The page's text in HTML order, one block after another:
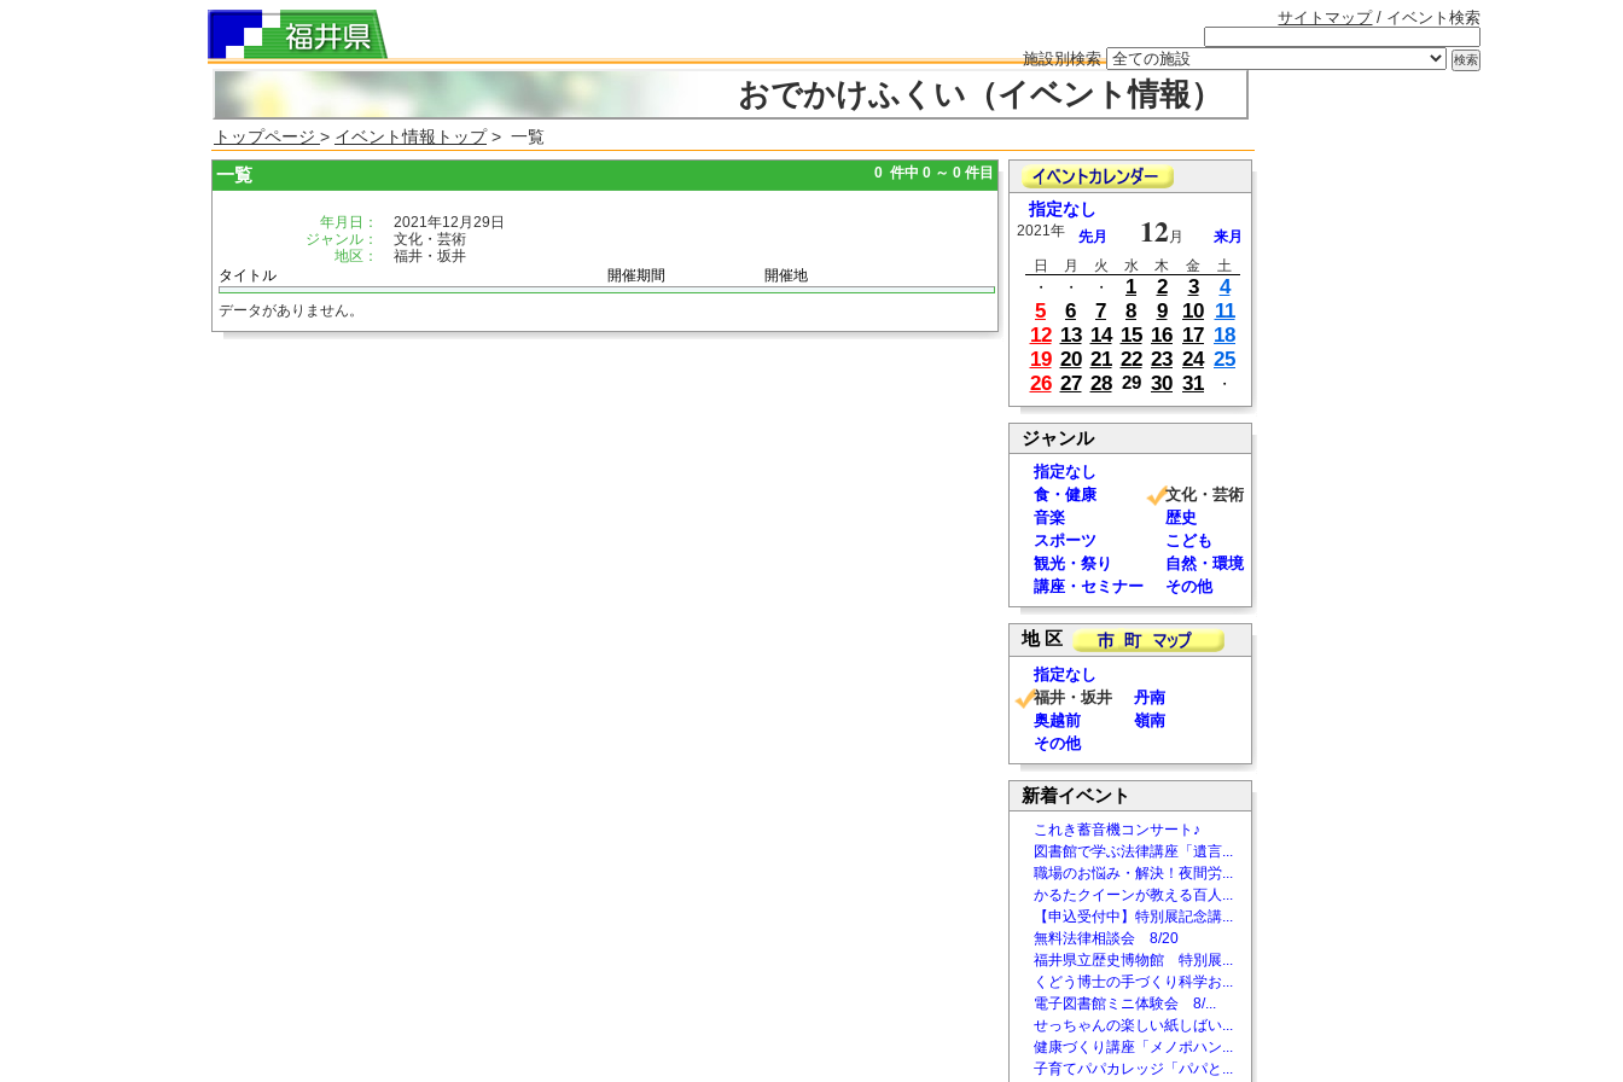
サイトマップ/ イベント検索
施設別検索
おでかけふくい（イベント情報）
トップページ > イベント情報トップ> 一覧
一覧 0 件中 0 ～ 0 件目
年月日：
2021年12月29日
ジャンル：
文化・芸術
地区：
福井・坂井
タイトル
開催期間 開催地
データがありません。
指定なし
2021年 先月 12月
来月
日
月 火 水 木 金
土
・
・ ・ 1 2 3
4
5
6 7 8 9 10 11
12 13 14 15 16 17 18
19 20 21 22 23 24 25
26 27 28 29 30 31 ・
ジャンル
指定なし
食・健康
文化・芸術
音楽
歴史
スポーツ
こども
観光・祭り
自然・環境
講座・セミナー
その他
地 区
指定なし
福井・坂井
丹南
奥越前
嶺南
その他
新着イベント
これき蓄音機コンサート♪
図書館で学ぶ法律講座「遺言...
職場のお悩み・解決！夜間労...
かるたクイーンが教える百人...
【申込受付中】特別展記念講...
無料法律相談会 8/20
福井県立歴史博物館 特別展...
くどう博士の手づくり科学お...
電子図書館ミニ体験会 8/...
せっちゃんの楽しい紙しばい...
健康づくり講座「メノポハン...
子育てパパカレッジ「パパと...